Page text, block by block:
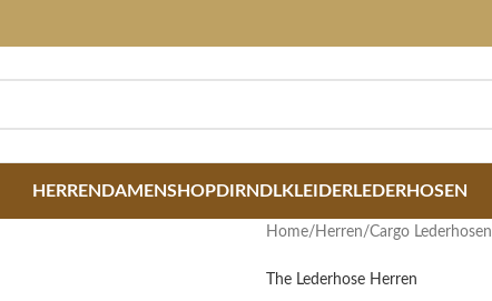
HERREN DAMENSHOPDIRNDLKLEIDERLEDERHOSEN
Home/ Herren/Cargo Lederhosen
The Lederhose Herren